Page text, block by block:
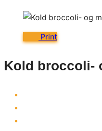
Print
Kold broccoli-